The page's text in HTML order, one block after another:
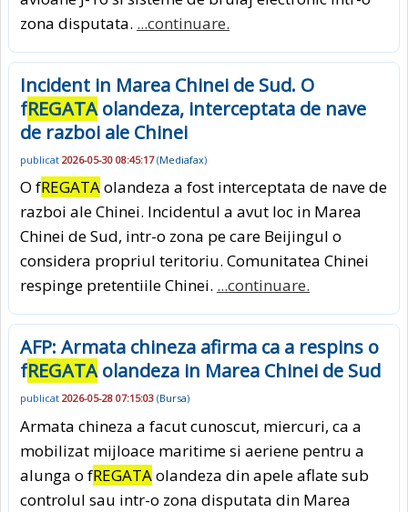
zona disputata. ...continuare.
Incident in Marea Chinei de Sud. O
fREGATAolandeza, interceptata de nave
de razboi ale Chinei
publicat 2026-05-30 08:45:17(Mediafax)
O fREGATAolandeza a fost interceptata de nave de
razboi ale Chinei. Incidentul a avut loc in Marea
Chinei de Sud, intr-o zona pe care Beijingul o
considera propriul teritoriu. Comunitatea Chinei
respinge pretentiile Chinei. ...continuare.
AFP: Armata chineza afirma ca a respins o
fREGATAolandeza in Marea Chinei de Sud
publicat 2026-05-28 07:15:03 (Bursa)
Armata chineza a facut cunoscut, miercuri, ca a
mobilizat mijloace maritime si aeriene pentru a
alunga o fREGATAolandeza din apele aflate sub
controlul sau intr-o zona disputata din Marea